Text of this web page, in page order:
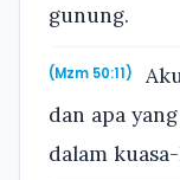
gunung.
(Mzm 50:11)
dan apa
dalam